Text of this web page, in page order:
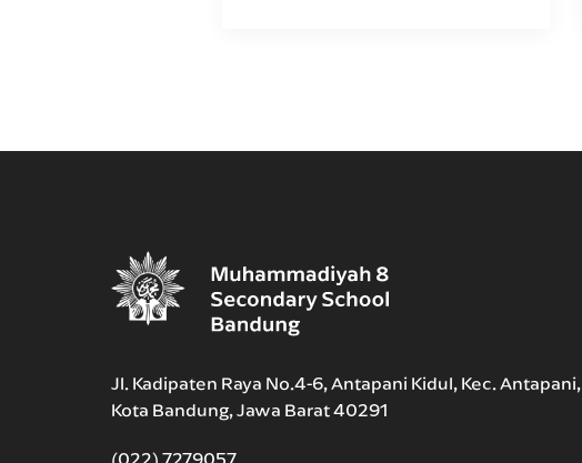
Jl. Kadipaten Raya No.4-6, Antapani Kidul, Kec. Antapani,
Kota Bandung, Jawa Barat 40291
(022) 7279057